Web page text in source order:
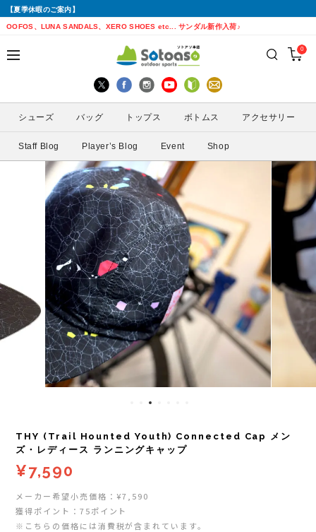
【夏季休暇のご案内】
OOFOS、LUNA SANDALS、XERO SHOES etc... サンダル新作入荷♪
戻る
シューズから探す
トレイルランニングシューズ
ランニングシューズ
サンダル
戻る
トップスから探す
シェル・レインウェア
シャツ
インナー
戻る
ボトムスから探す
ショートパンツ
ロングパンツ
スカート
スパッツ
戻る
バッグから探す
トレランザック
バックパック
ウエストポーチ
戻る
アクセサリーから探す
キャップ・ハット
ソックス
グローブ
アームカバー
ゲイター
サングラス
ボトル・携帯カップ
ストックポール
戻る
ブランドから探す
ACTIVE YOHKAN(アクティブようかん)
ATHLETUNE(アスリチューン)
BananaGO(バナナゴー)
Enemoti(エネモチ)
HoneyAction(ハニーアクション)
KODA(コーダ)
Mag-on(マグオン)
MEDALIST(メダリスト)
PUREPALA(ピュアパラ)
SAMURAI GEL(サムライジェル)
戻る
ブランドから探す
Amazfit(アマズフィット)
BAUERFEIND(バウアーファインド)
CIELE(シエル)
CHAORAS(チャオラス)
Clef(クレ)
Columbia・Montrail(コロンビア・モント
レイル)
COMPRESSPORT(コンプレスポーツ)
DYNAFIT(ディナフィット)
戻る
性別から探す
レディース
0
シューズ バッグ トップス ボトムス アクセサリー
Staff Blog Player’s Blog Event Shop
THY (Trail Hounted Youth) Connected Cap メン
ズ・レディース ランニングキャップ
¥7,590
メーカー希望小売価格：¥7,590
獲得ポイント：75ポイント
※こちらの価格には消費税が含まれています。